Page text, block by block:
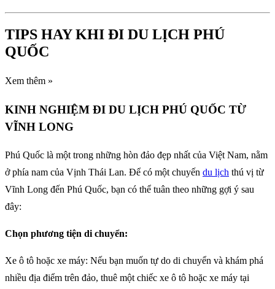
TIPS HAY KHI ĐI DU LỊCH PHÚ
QUỐC
Xem thêm »
KINH NGHIỆM ĐI DU LỊCH PHÚ QUỐC TỪ
VĨNH LONG
Phú Quốc là một trong những hòn đảo đẹp nhất của Việt Nam, nằm
ở phía nam của Vịnh Thái Lan. Để có một chuyến du lịch thú vị từ
Vĩnh Long đến Phú Quốc, bạn có thể tuân theo những gợi ý sau
đây:
Chọn phương tiện di chuyển:
Xe ô tô hoặc xe máy: Nếu bạn muốn tự do di chuyển và khám phá
nhiều địa điểm trên đảo, thuê một chiếc xe ô tô hoặc xe máy tại